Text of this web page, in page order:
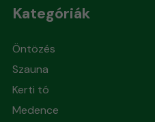
Kategóriák
Öntözés
Szauna
Kerti tó
Medence